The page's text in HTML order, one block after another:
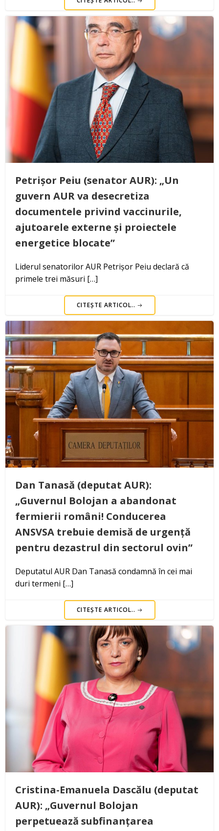
Petrișor Peiu (senator AUR): „Un
guvern AUR va desecretiza
documentele privind vaccinurile,
ajutoarele externe și proiectele
energetice blocate”
Liderul senatorilor AUR Petrișor Peiu declară că
primele trei măsuri […]
CITEȘTE ARTICOL..
Dan Tanasă (deputat AUR):
„Guvernul Bolojan a abandonat
fermierii români! Conducerea
ANSVSA trebuie demisă de urgență
pentru dezastrul din sectorul ovin”
Deputatul AUR Dan Tanasă condamnă în cei mai
duri termeni […]
CITEȘTE ARTICOL..
Cristina-Emanuela Dascălu (deputat
AUR): „Guvernul Bolojan
perpetuează subfinanțarea